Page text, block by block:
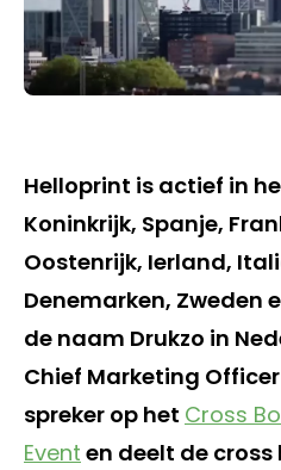
Helloprint is actief in
Koninkrijk, Spanje,
Oostenrijk, Ierland,
Denemarken, Zweden
de naam Drukzo in
Chief Marketing
spreker op het Cross
Event en deelt de